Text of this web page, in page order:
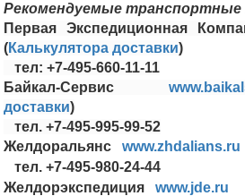
Рекомендуемые транспортные
Первая Экспедиционная
(Калькулятора доставки)
тел: +7-495-660-11-11
Байкал-Сервис
доставки)
тел. +7-495-995-99-52
Желдоральянсwww.zhdalians.ru
тел. +7-495-980-24-44
Желдорэкспедицияwww.jde.ru